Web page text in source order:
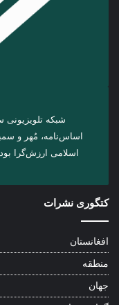
شبکه
اساس‌نامه، مُهر و
اسلامی ارزش‌گرا
کتگوری نشرات
افغانستان
منطقه
جهان